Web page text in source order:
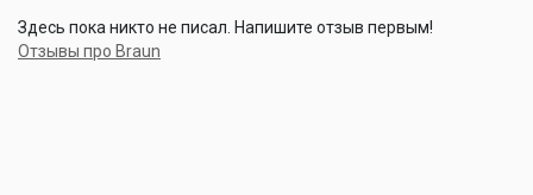
Здесь пока никто не писал. Напишите отзыв первым!
Отзывы про Braun